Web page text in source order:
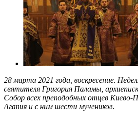
28 марта 2021 года, воскресение.
святителя Григория Паламы,
Собор всех преподобных отцев Киево-
Агапия и с ним шести мучеников.